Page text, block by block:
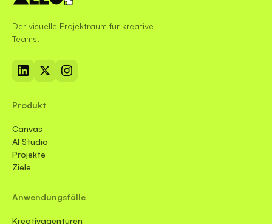
Der visuelle Projektraum für kreative
Teams.
Produkt
Canvas
AI Studio
Projekte
Ziele
Anwendungsfälle
Kreativagenturen